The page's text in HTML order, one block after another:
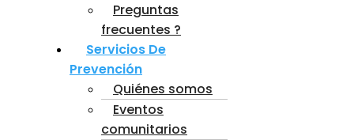
Preguntas
frecuentes ?
Servicios De
Prevención
Quiénes somos
Eventos
comunitarios